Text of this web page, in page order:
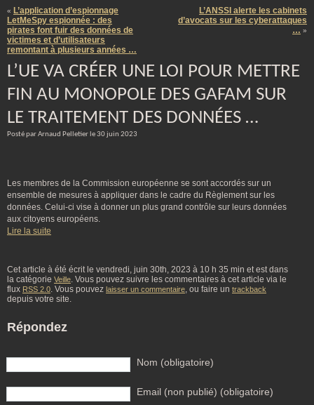
« L’application d’espionnage
LetMeSpy espionnée : des
pirates font fuir des données de
victimes et d’utilisateurs
remontant à plusieurs années …
L’ANSSI alerte les cabinets
d’avocats sur les cyberattaques
… »
L’UE VA CRÉER UNE LOI POUR METTRE
FIN AU MONOPOLE DES GAFAM SUR
LE TRAITEMENT DES DONNÉES …
Posté par Arnaud Pelletier le 30 juin 2023
Les membres de la Commission européenne se sont accordés sur un
ensemble de mesures à appliquer dans le cadre du Règlement sur les
données. Celui-ci vise à donner un plus grand contrôle sur leurs données
aux citoyens européens.
Lire la suite
Cet article à été écrit le vendredi, juin 30th, 2023 à 10 h 35 min et est dans
la catégorie Veille. Vous pouvez suivre les commentaires à cet article via le
flux RSS 2.0. Vous pouvez laisser un commentaire, ou faire un trackback
depuis votre site.
Répondez
Nom (obligatoire)
Email (non publié) (obligatoire)